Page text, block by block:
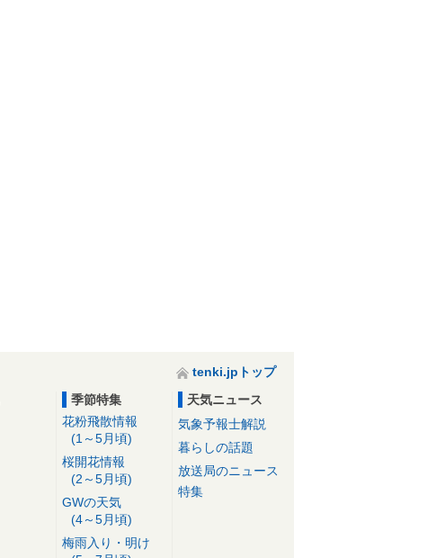
tenki.jpトップ
季節特集
花粉飛散情報
(1～5月頃)
桜開花情報
(2～5月頃)
GWの天気
(4～5月頃)
梅雨入り・明け
天気ニュース
気象予報士解説
暮らしの話題
放送局のニュース
特集